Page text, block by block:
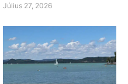
Július 27, 2026